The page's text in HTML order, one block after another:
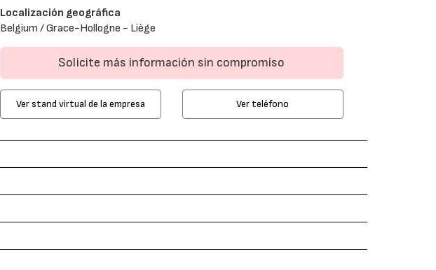
Localización geográfica
Belgium / Grace-Hollogne - Liège
Solicite más información sin compromiso
Ver stand virtual de la empresa Ver teléfono